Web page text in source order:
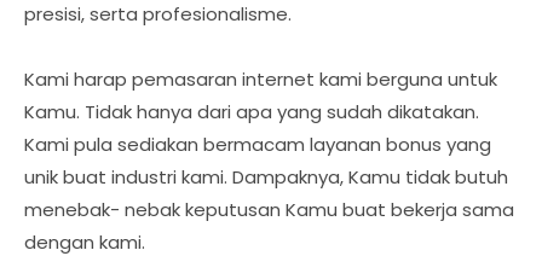
presisi, serta profesionalisme.
Kami harap pemasaran internet kami berguna untuk
Kamu. Tidak hanya dari apa yang sudah dikatakan.
Kami pula sediakan bermacam layanan bonus yang
unik buat industri kami. Dampaknya, Kamu tidak butuh
menebak- nebak keputusan Kamu buat bekerja sama
dengan kami.